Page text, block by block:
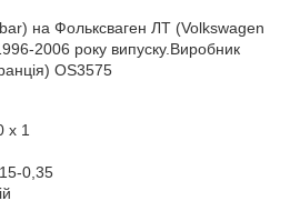
на Фольксваген ЛТ (Volkswagen
2006 року випуску.Виробник
OS3575
x 1
0,35